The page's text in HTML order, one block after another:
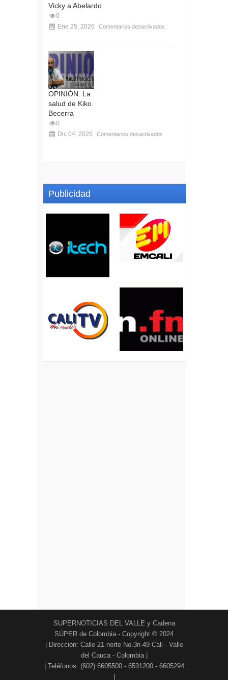
Vicky a Abelardo
0
Ene 25, 2026
Comentarios desactivados
OPINIÓN: La
salud de Kiko
Becerra
0
Dic 04, 2025
Comentarios desactivados
Publicidad
SUPERNOTICIAS DEL VALLE y Cadena
SÚPER de Colombia - Copyright © 2024
| Dirección: Calle 21 norte No.3n-49 Cali - Valle
del Cauca - Colombia |
| Teléfonos: (602) 6605500 - 6531200 - 6605294